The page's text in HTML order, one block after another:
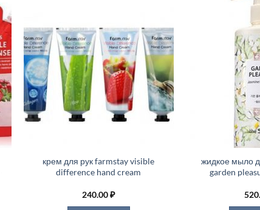
крем для рук farmstay visible
difference hand cream
240.00₽
жидкое мыло
garden